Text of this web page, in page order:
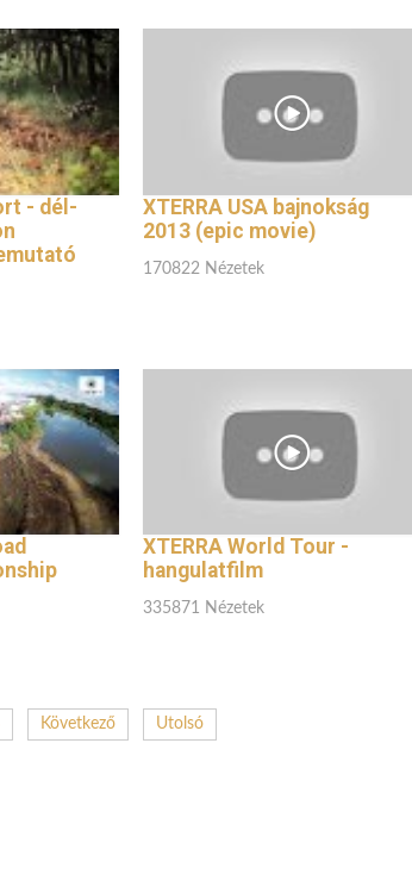
- dél-
XTERRA USA bajnokság
2013 (epic movie)
170822 Nézetek
XTERRA World Tour -
hangulatfilm
335871 Nézetek
Következő Utolsó